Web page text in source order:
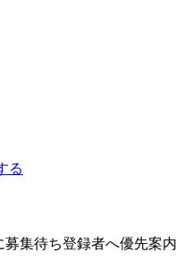
る
集待ち登録者へ優先案内